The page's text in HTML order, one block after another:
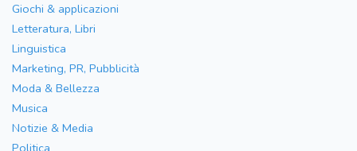
Giochi & applicazioni
Letteratura, Libri
Linguistica
Marketing, PR, Pubblicità
Moda & Bellezza
Musica
Notizie & Media